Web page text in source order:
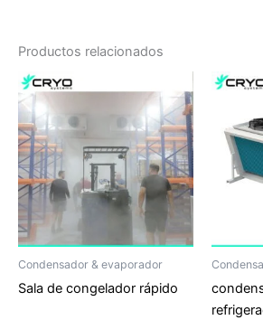
Productos relacionados
Condensador & evaporador
Sala de congelador rápido